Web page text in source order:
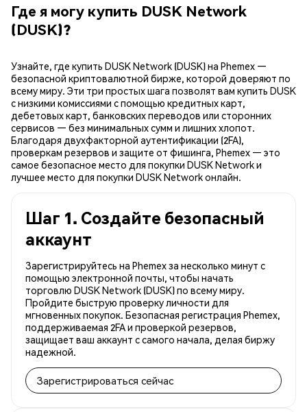
Где я могу купить DUSK Network
(DUSK)?
Узнайте, где купить DUSK Network (DUSK) на Phemex —
безопасной криптовалютной бирже, которой доверяют по
всему миру. Эти три простых шага позволят вам купить DUSK
с низкими комиссиями с помощью кредитных карт,
дебетовых карт, банковских переводов или сторонних
сервисов — без минимальных сумм и лишних хлопот.
Благодаря двухфакторной аутентификации (2FA),
проверкам резервов и защите от фишинга, Phemex — это
самое безопасное место для покупки DUSK Network и
лучшее место для покупки DUSK Network онлайн.
Шаг 1. Создайте безопасный
аккаунт
Зарегистрируйтесь на Phemex за несколько минут с
помощью электронной почты, чтобы начать
торговлю DUSK Network (DUSK) по всему миру.
Пройдите быструю проверку личности для
мгновенных покупок. Безопасная регистрация Phemex,
поддерживаемая 2FA и проверкой резервов,
защищает ваш аккаунт с самого начала, делая биржу
надежной.
Зарегистрироваться сейчас